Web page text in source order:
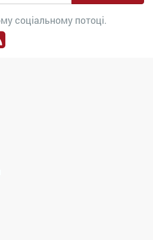
соціальному потоці.